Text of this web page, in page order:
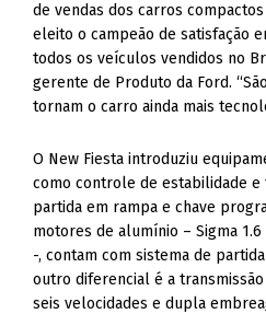
de vendas dos carros
eleito o campeão de satisfação
todos os veículos vendidos no
gerente de Produto da Ford.
tornam o carro ainda mais
O New Fiesta introduziu
como controle de estabilidade e
partida em rampa e chave
motores de alumínio – Sigma 1.6
-, contam com sistema de
outro diferencial é a
seis velocidades e dupla